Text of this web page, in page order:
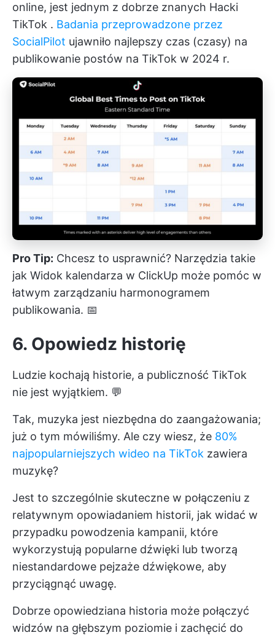
online, jest jednym z dobrze znanych Hacki
TikTok . Badania przeprowadzone przez
SocialPilot ujawniło najlepszy czas (czasy) na
publikowanie postów na TikTok w 2024 r.
Pro Tip: Chcesz to usprawnić? Narzędzia takie
jak Widok kalendarza w ClickUp może pomóc w
łatwym zarządzaniu harmonogramem
publikowania. 📅
6. Opowiedz historię
Ludzie kochają historie, a publiczność TikTok
nie jest wyjątkiem. 💬
Tak, muzyka jest niezbędna do zaangażowania;
już o tym mówiliśmy. Ale czy wiesz, że 80%
najpopularniejszych wideo na TikTok zawiera
muzykę?
Jest to szczególnie skuteczne w połączeniu z
relatywnym opowiadaniem historii, jak widać w
przypadku powodzenia kampanii, które
wykorzystują popularne dźwięki lub tworzą
niestandardowe pejzaże dźwiękowe, aby
przyciągnąć uwagę.
Dobrze opowiedziana historia może połączyć
widzów na głębszym poziomie i zachęcić do